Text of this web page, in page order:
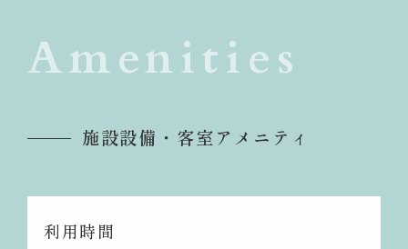
Amenities
施設設備・客室アメニティ
利用時間